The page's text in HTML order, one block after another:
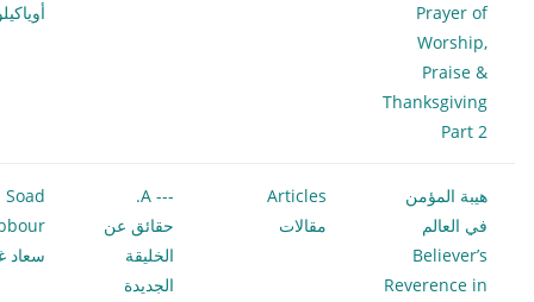
Prayer of
Worship,
Praise &
Thanksgiving
Part 2
هيبة المؤمن
في العالم
Believer’s
Reverence in
Articles
مقالات
--- A.
حقائق عن
الخليقة
الجديدة
Soad
سعاد